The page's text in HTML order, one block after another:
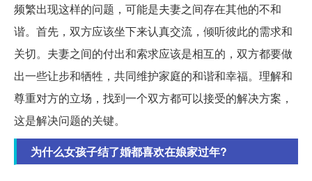
频繁出现这样的问题，可能是夫妻之间存在其他的不和
谐。首先，双方应该坐下来认真交流，倾听彼此的需求和
关切。夫妻之间的付出和索求应该是相互的，双方都要做
出一些让步和牺牲，共同维护家庭的和谐和幸福。理解和
尊重对方的立场，找到一个双方都可以接受的解决方案，
这是解决问题的关键。
为什么女孩子结了婚都喜欢在娘家过年?